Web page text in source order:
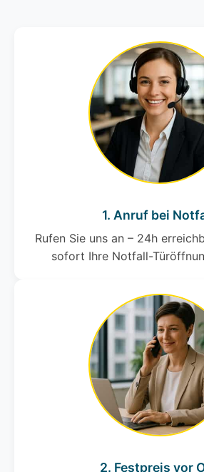
1. Anruf bei
Rufen Sie uns an – 24h
sofort Ihre Notfall-
2. Festpreis vor